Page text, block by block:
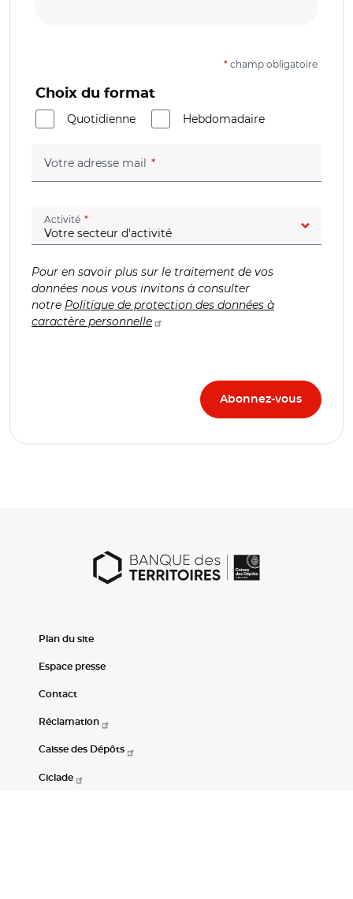
* champ obligatoire
Choix du format
Quotidienne
Hebdomadaire
Votre adresse mail (champ obligatoire)
Activité (champ obligatoire)
Pour en savoir plus sur le traitement de vos
données nous vous invitons à consulter
notre Politique de protection des données à
caractère personnelle
Plan du site
Espace presse
Contact
Réclamation
Caisse des Dépôts
Ciclade